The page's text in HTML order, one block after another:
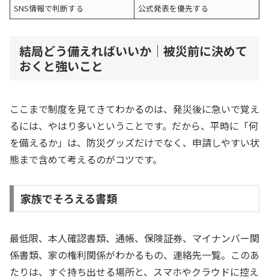
SNS情報で判断する
公式発表を優先する
結局どう備えればいいか｜被災前に決めて
おくと強いこと
ここまで制度を見てきてわかるのは、発災後に急いで覚え
るには、やはり多いということです。だから、平時に「何
を備えるか」は、防災グッズだけでなく、申請しやすい状
態まで含めて考えるのがコツです。
家族でそろえる書類
最低限、本人確認書類、通帳、保険証券、マイナンバー関
係書類、家の権利関係がわかるもの、連絡先一覧。このあ
たりは、すぐ持ち出せる場所と、スマホやクラウドに控え